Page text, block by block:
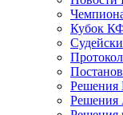
Кубок